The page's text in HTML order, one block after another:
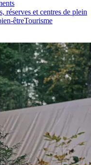
réserves et centres de plein
êtreTourisme